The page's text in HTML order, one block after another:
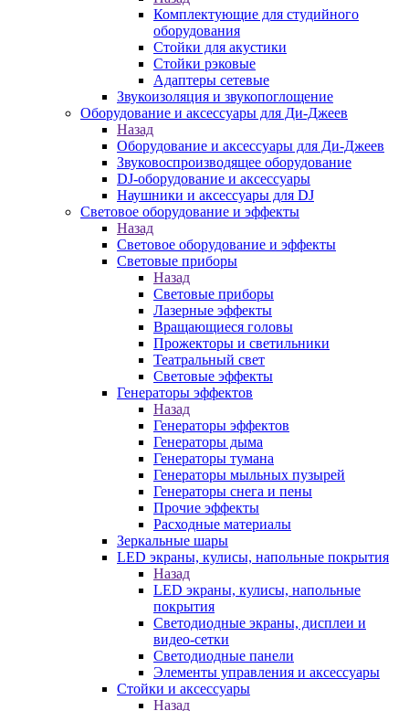
Комплектующие для студийного
оборудования
Стойки для акустики
Стойки рэковые
Адаптеры сетевые
Звукоизоляция и звукопоглощение
Оборудование и аксессуары для Ди-Джеев
Назад
Оборудование и аксессуары для Ди-Джеев
Звуковоспроизводящее оборудование
DJ-оборудование и аксессуары
Наушники и аксессуары для DJ
Световое оборудование и эффекты
Назад
Световое оборудование и эффекты
Световые приборы
Назад
Световые приборы
Лазерные эффекты
Вращающиеся головы
Прожекторы и светильники
Театральный свет
Световые эффекты
Генераторы эффектов
Назад
Генераторы эффектов
Генераторы дыма
Генераторы тумана
Генераторы мыльных пузырей
Генераторы снега и пены
Прочие эффекты
Расходные материалы
Зеркальные шары
LED экраны, кулисы, напольные покрытия
Назад
LED экраны, кулисы, напольные
покрытия
Светодиодные экраны, дисплеи и
видео-сетки
Светодиодные панели
Элементы управления и аксессуары
Стойки и аксессуары
Назад